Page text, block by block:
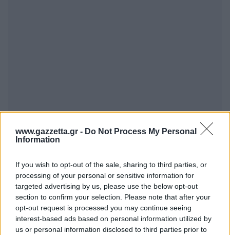
www.gazzetta.gr - Do Not Process My Personal
Information
If you wish to opt-out of the sale, sharing to third parties, or
processing of your personal or sensitive information for
targeted advertising by us, please use the below opt-out
section to confirm your selection. Please note that after your
opt-out request is processed you may continue seeing
interest-based ads based on personal information utilized by
us or personal information disclosed to third parties prior to
PICKandROLL
08/07/2024 - 18:35
ΠΑιχτουρα!!!!Παντως το ότι ήρθε ο Αταμαν στην
του δεύτερου ψηλού μάλλον δεν ισχύει 100%!!Θα
έχει και πολύ Ναν η κουβέντα για όλα τα πιθανά
ενδεχόμενα..
Απάντησε
3 Likes 0 Απαντήσεις